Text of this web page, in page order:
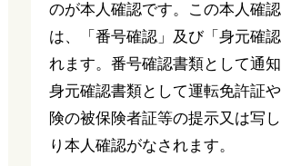
のが本人確認です。この本人確
は、「番号確認」及び「身元確
れます。番号確認書類として通知
身元確認書類として運転免許証
険の被保険者証等の提示又は写
り本人確認がなされます。